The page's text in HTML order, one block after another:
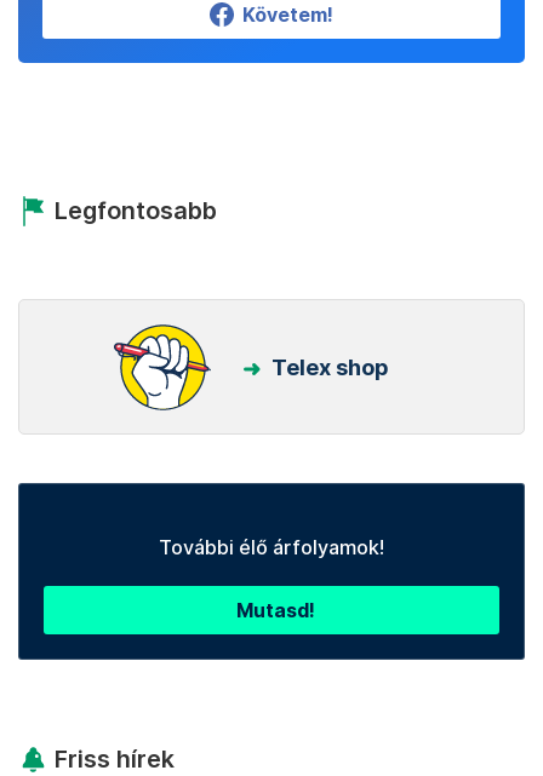
Követem!
Legfontosabb
Telex shop
További élő árfolyamok!
Mutasd!
Friss hírek